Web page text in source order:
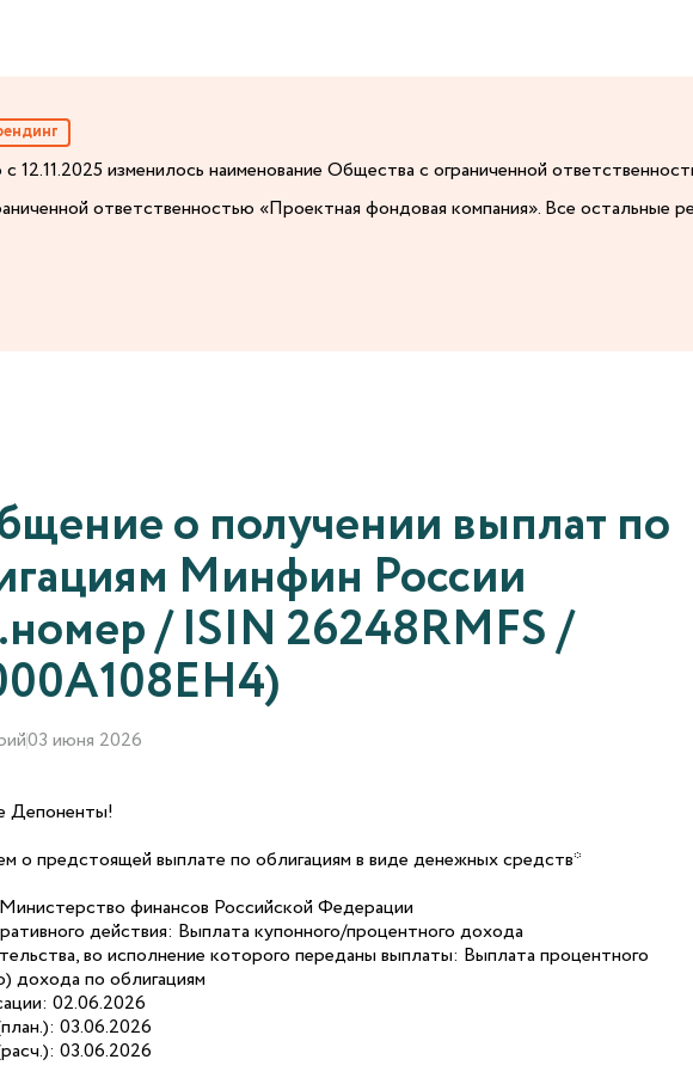
изменилось наименование Общества с ограниченной
ответственностью «Проектная фондовая компания». Все
о получении выплат по
Минфин России
/ ISIN 26248RMFS /
03 июня 2026
Депоненты!
о предстоящей выплате по облигациям в виде денежных средств*
финансов Российской Федерации
действия: Выплата купонного/процентного дохода
во исполнение которого переданы выплаты: Выплата процентного
дохода по облигациям
02.06.2026
03.06.2026
03.06.2026